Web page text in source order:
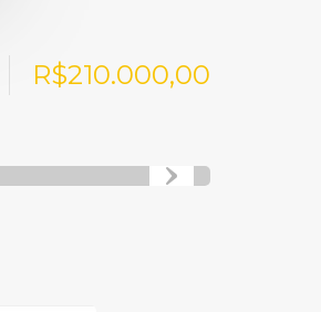
R$210.000,00